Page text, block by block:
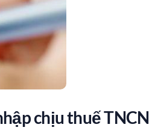
chịu thuế TNCN